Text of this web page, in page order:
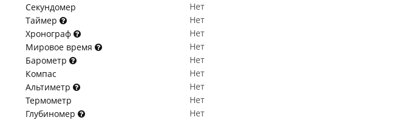
Секундомер
Нет
Таймер
Нет
Хронограф
Нет
Мировое время
Нет
Барометр
Нет
Компас
Нет
Альтиметр
Нет
Термометр
Нет
Глубиномер
Нет